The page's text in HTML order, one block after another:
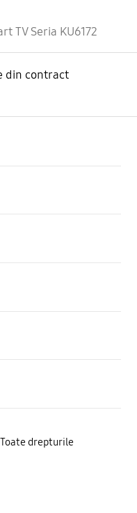
TV Seria KU6172
din contract
drepturile